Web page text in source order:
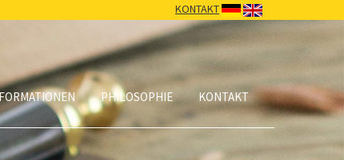
KONTAKT
PHILOSOPHIE KONTAKT